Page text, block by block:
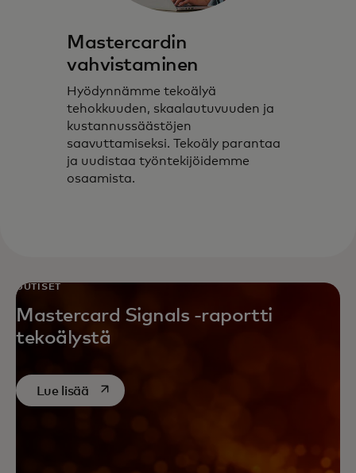
Mastercardin
vahvistaminen
Hyödynnämme tekoälyä
tehokkuuden, skaalautuvuuden ja
kustannussäästöjen
saavuttamiseksi. Tekoäly parantaa
ja uudistaa työntekijöidemme
osaamista.
UUTISET
Mastercard Signals -raportti
tekoälystä
Lue lisääopens in a new tab